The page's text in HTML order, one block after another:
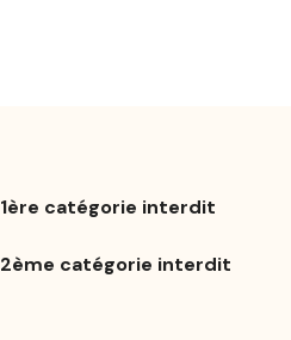
catégorie interdit
catégorie interdit